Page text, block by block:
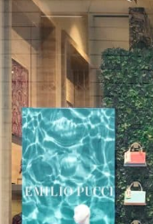
Vetrine 31 Marzo